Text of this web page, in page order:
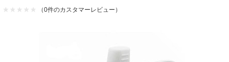
（0件のカスタマーレビュー）